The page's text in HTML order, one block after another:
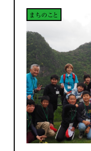
まちのこと